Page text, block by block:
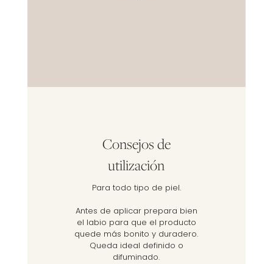
Consejos de
utilización
Para todo tipo de piel.
Antes de aplicar prepara bien
el labio para que el producto
quede más bonito y duradero.
Queda ideal definido o
difuminado.